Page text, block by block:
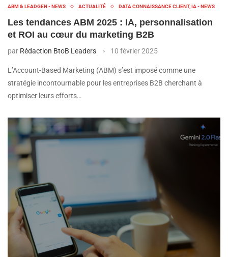
ABM & LEADGEN - NEWS ACTUALITÉ DATA CONNAISSANCE CLIENT, IA - NEWS
Les tendances ABM 2025 : IA, personnalisation
et ROI au cœur du marketing B2B
par Rédaction BtoB Leaders 10 février 2025
L’Account-Based Marketing (ABM) s’est imposé comme une
stratégie incontournable pour les entreprises B2B cherchant à
optimiser leurs efforts…